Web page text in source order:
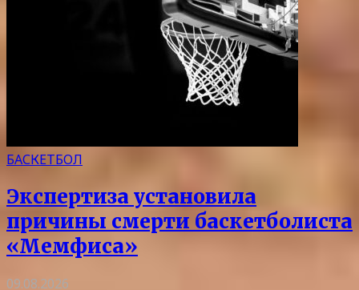
БАСКЕТБОЛ
Экспертиза установила
причины смерти баскетболиста
«Мемфиса»
09.08.2026